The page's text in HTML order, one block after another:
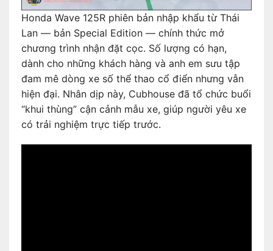
Honda Wave 125R phiên bản nhập khẩu từ Thái
Lan — bản Special Edition — chính thức mở
chương trình nhận đặt cọc. Số lượng có hạn,
dành cho những khách hàng và anh em sưu tập
đam mê dòng xe số thể thao cổ điển nhưng vẫn
hiện đại. Nhân dịp này, Cubhouse đã tổ chức buổi
“khui thùng” cận cảnh mẫu xe, giúp người yêu xe
có trải nghiệm trực tiếp trước.